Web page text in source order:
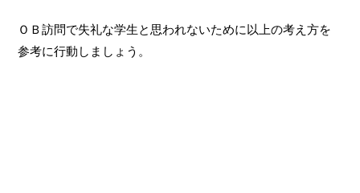
ＯＢ訪問で失礼な学生と思われないために以上の考え方を
参考に行動しましょう。